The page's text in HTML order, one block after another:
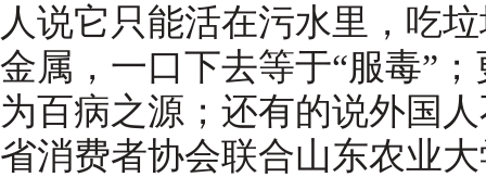
人说它只能活在污水里，吃
金属，一口下去等于“服毒”
为百病之源；还有的说外国
省消费者协会联合山东农业